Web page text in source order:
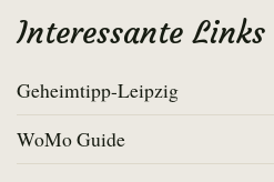
Interessante Links
Geheimtipp-Leipzig
WoMo Guide